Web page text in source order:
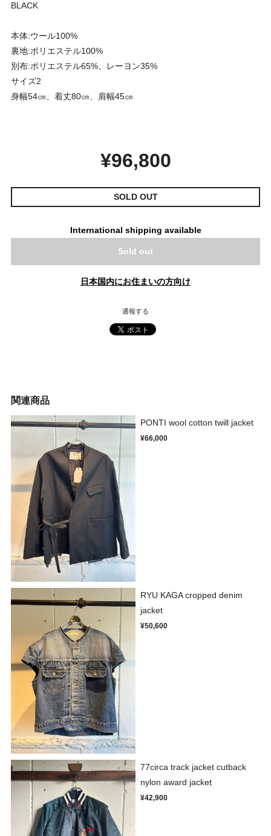
BLACK
本体:ウール100%
裏地:ポリエステル100%
別布:ポリエステル65%、レーヨン35%
サイズ2
身幅54㎝、着丈80㎝、肩幅45㎝
¥96,800
SOLD OUT
International shipping available
Sold out
日本国内にお住まいの方向け
通報する
関連商品
PONTI wool cotton twill jacket
¥66,000
RYU KAGA cropped denim
jacket
¥50,600
77circa track jacket cutback
nylon award jacket
¥42,900